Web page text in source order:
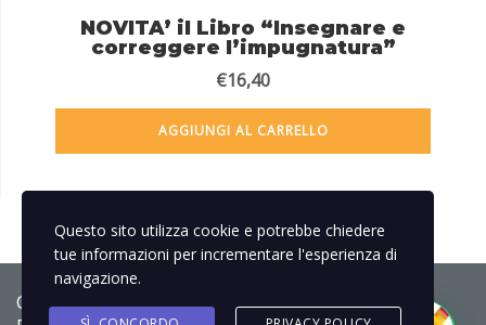
NOVITA’ il Libro “Insegnare e
correggere l’impugnatura”
€16,40
AGGIUNGI AL CARRELLO
Copyright © 2020-2022 - Marta Cappello -Privacy
Questo sito utilizza cookie e potrebbe chiedere
tue informazioni per incrementare l'esperienza di
navigazione.